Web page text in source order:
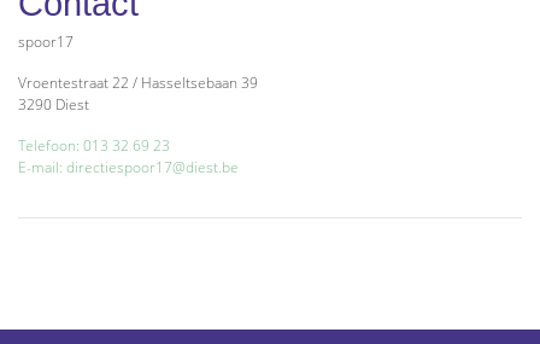
spoor17
Vroentestraat 22 / Hasseltsebaan 39
3290 Diest
Telefoon: 013 32 69 23
E-mail: directiespoor17@diest.be